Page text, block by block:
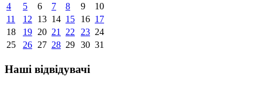
4
5 6 7 8 9
10
11
12 13 14 15 16 17
18
19 20 21 22 23 24
25
26 27 28 29 30 31
Наші відвідувачі